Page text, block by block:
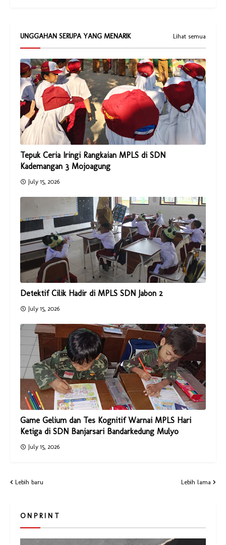
UNGGAHAN SERUPA YANG MENARIK Lihat semua
Tepuk Ceria Iringi Rangkaian MPLS di SDN
Kademangan 3 Mojoagung
July 15, 2026
Detektif Cilik Hadir di MPLS SDN Jabon 2
July 15, 2026
Game Gelium dan Tes Kognitif Warnai MPLS Hari
Ketiga di SDN Banjarsari Bandarkedung Mulyo
July 15, 2026
Lebih baru Lebih lama
O N P R I N T